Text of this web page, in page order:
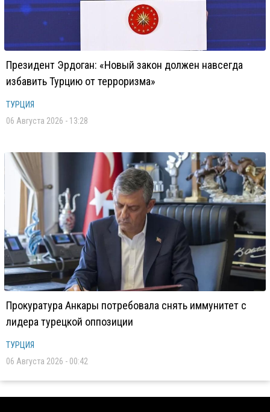
Президент Эрдоган: «Новый закон должен навсегда
избавить Турцию от терроризма»
ТУРЦИЯ
06 Августа 2026 - 13:28
Прокуратура Анкары потребовала снять иммунитет с
лидера турецкой оппозиции
ТУРЦИЯ
06 Августа 2026 - 00:42